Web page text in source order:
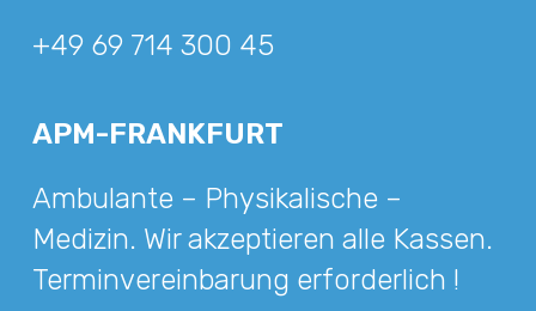
+49 69 714 300 45
APM-FRANKFURT
Ambulante – Physikalische –
Medizin. Wir akzeptieren alle Kassen.
Terminvereinbarung erforderlich !